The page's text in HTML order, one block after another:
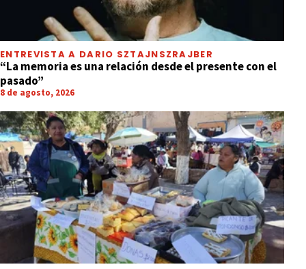
ENTREVISTA A DARIO SZTAJNSZRAJBER
“La memoria es una relación desde el presente con el
pasado”
8 de agosto, 2026